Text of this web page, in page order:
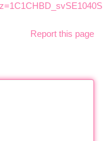
Report this page